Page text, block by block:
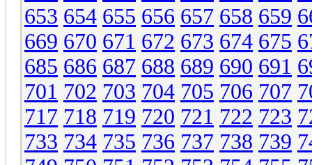
653 654 655 656 657 658 659
669 670 671 672 673 674 675
685 686 687 688 689 690 691
701 702 703 704 705 706 707
717 718 719 720 721 722 723
733 734 735 736 737 738 739